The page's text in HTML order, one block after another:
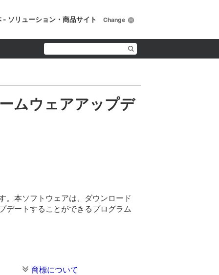
- ソリューション・商品サイト Change
ムウェアアップデ
。本ソフトウェアは、ダウンロード
デートすることができるプログラム
商標について